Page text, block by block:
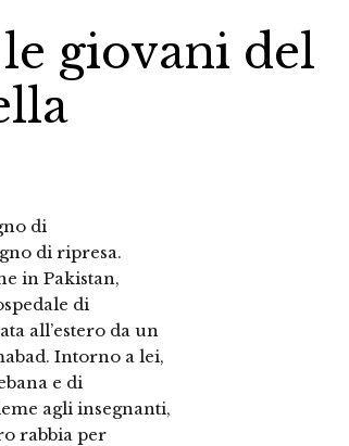
giovani del
di
di ripresa.
in Pakistan,
di
all’estero da un
Intorno a lei,
e di
agli insegnanti,
rabbia per